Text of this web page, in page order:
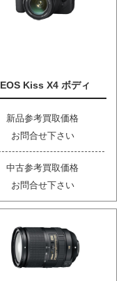
EOS Kiss X4 ボディ
新品参考買取価格
お問合せ下さい
中古参考買取価格
お問合せ下さい